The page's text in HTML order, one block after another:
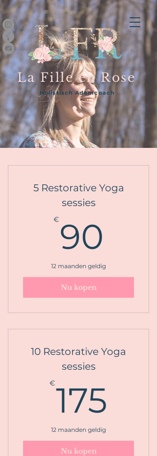
La Fille en Rose
Holistisch Ademcoach
5 Restorative Yoga
sessies
€ 90
12 maanden geldig
Nu kopen
10 Restorative Yoga
sessies
€175
12 maanden geldig
Nu kopen